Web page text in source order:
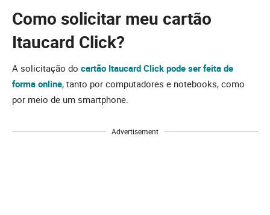
Como solicitar meu cartão
Itaucard Click?
A solicitação do cartão Itaucard Click pode ser feita de
forma online, tanto por computadores e notebooks, como
por meio de um smartphone.
Advertisement